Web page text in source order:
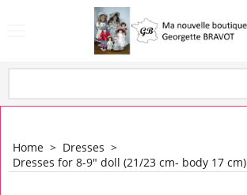
Home > Dresses >
Dresses for 8-9" doll (21/23 cm- body 17 cm)